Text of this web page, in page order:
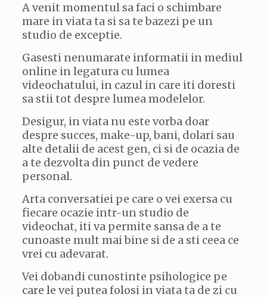
A venit momentul sa faci o schimbare
mare in viata ta si sa te bazezi pe un
studio de exceptie.
Gasesti nenumarate informatii in mediul
online in legatura cu lumea
videochatului, in cazul in care iti doresti
sa stii tot despre lumea modelelor.
Desigur, in viata nu este vorba doar
despre succes, make-up, bani, dolari sau
alte detalii de acest gen, ci si de ocazia de
a te dezvolta din punct de vedere
personal.
Arta conversatiei pe care o vei exersa cu
fiecare ocazie intr-un studio de
videochat, iti va permite sansa de a te
cunoaste mult mai bine si de a sti ceea ce
vrei cu adevarat.
Vei dobandi cunostinte psihologice pe
care le vei putea folosi in viata ta de zi cu